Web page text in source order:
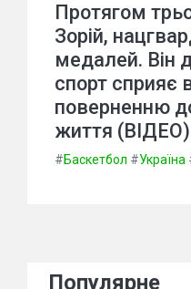
Протягом
Зорій,
медалей. Він
спорт сприяє
поверненню
життя
#Баскетбол #Україна
Популярне